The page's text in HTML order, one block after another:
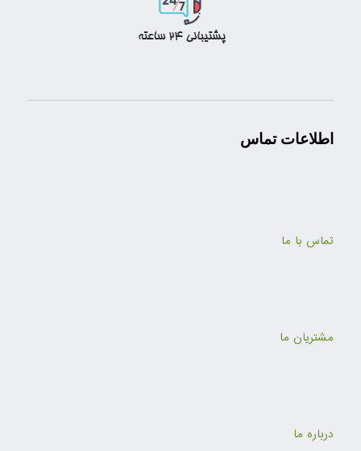
اطلاعات تماس
تماس با ما
مشتریان ما
درباره ما